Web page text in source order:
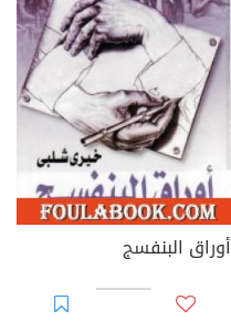
أوراق البنفسج